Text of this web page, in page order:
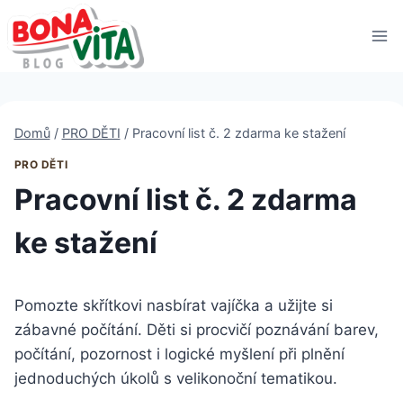
Přeskočit
obsah
Domů / PRO DĚTI / Pracovní list č. 2 zdarma ke stažení
PRO DĚTI
Pracovní list č. 2 zdarma
ke stažení
Pomozte skřítkovi nasbírat vajíčka a užijte si
zábavné počítání. Děti si procvičí poznávání barev,
počítání, pozornost i logické myšlení při plnění
jednoduchých úkolů s velikonoční tematikou.